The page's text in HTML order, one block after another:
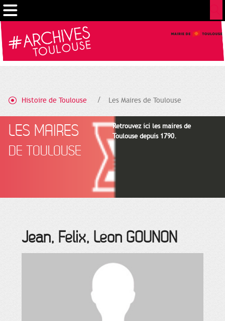
Histoire de Toulouse Les Maires de Toulouse
LES MAIRES
DE TOULOUSE
Retrouvez ici les maires de
Toulouse depuis 1790.
Jean, Félix, Léon GOUNON
Cookies management panel